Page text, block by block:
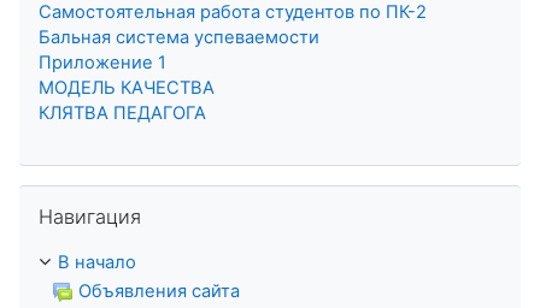
Самостоятельная работа студентов по ПК-2
Бальная система успеваемости
Приложение 1
МОДЕЛЬ КАЧЕСТВА
КЛЯТВА ПЕДАГОГА
Навигация
В начало
Объявления сайта